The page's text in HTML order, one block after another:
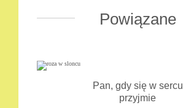
Powiązane
Pan, gdy się w sercu
przyjmie